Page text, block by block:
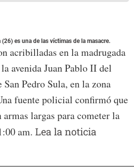
es una de las víctimas de la masacre.
acribilladas en la madrugada
avenida Juan Pablo II del
Pedro Sula, en la zona
fuente policial confirmó que
largas para cometer la
am. Lea la noticia